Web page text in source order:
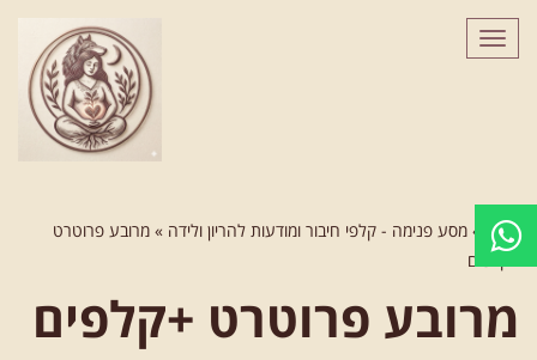
לתוכן
תפריט
ראשי » מסע פנימה - קלפי חיבור ומודעות להריון ולידה » מרובע פרוטרט
+קלפים
מרובע פרוטרט +קלפים